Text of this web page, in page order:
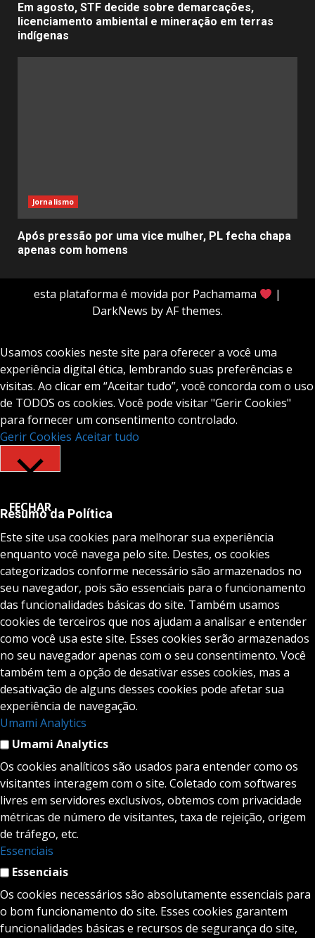
Em agosto, STF decide sobre demarcações,
licenciamento ambiental e mineração em terras
indígenas
Jornalismo
Após pressão por uma vice mulher, PL fecha chapa
apenas com homens
esta plataforma é movida por Pachamama
|
DarkNews by AF themes.
Usamos cookies neste site para oferecer a você uma
experiência digital ética, lembrando suas preferências e
visitas. Ao clicar em “Aceitar tudo”, você concorda com o uso
de TODOS os cookies. Você pode visitar "Gerir Cookies"
para fornecer um consentimento controlado.
Gerir Cookies Aceitar tudo
FECHAR
Resumo da Política
Este site usa cookies para melhorar sua experiência
enquanto você navega pelo site. Destes, os cookies
categorizados conforme necessário são armazenados no
seu navegador, pois são essenciais para o funcionamento
das funcionalidades básicas do site. Também usamos
cookies de terceiros que nos ajudam a analisar e entender
como você usa este site. Esses cookies serão armazenados
no seu navegador apenas com o seu consentimento. Você
também tem a opção de desativar esses cookies, mas a
desativação de alguns desses cookies pode afetar sua
experiência de navegação.
Umami Analytics
Umami Analytics
Os cookies analíticos são usados para entender como os
visitantes interagem com o site. Coletado com softwares
livres em servidores exclusivos, obtemos com privacidade
métricas de número de visitantes, taxa de rejeição, origem
de tráfego, etc.
Essenciais
Essenciais
Os cookies necessários são absolutamente essenciais para
o bom funcionamento do site. Esses cookies garantem
funcionalidades básicas e recursos de segurança do site,